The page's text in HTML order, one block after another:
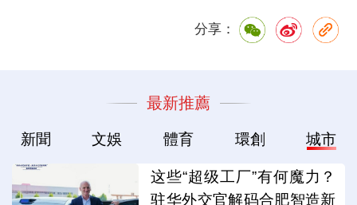
分享：
最新推薦
新聞 文娛 體育 環創 城市
这些“超级工厂”有何魔力？
驻华外交官解码合肥智造新